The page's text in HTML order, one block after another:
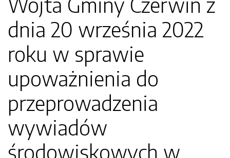
dnia 20 września 2022
roku w sprawie
upoważnienia do
przeprowadzenia
wywiadów
środowiskowych w